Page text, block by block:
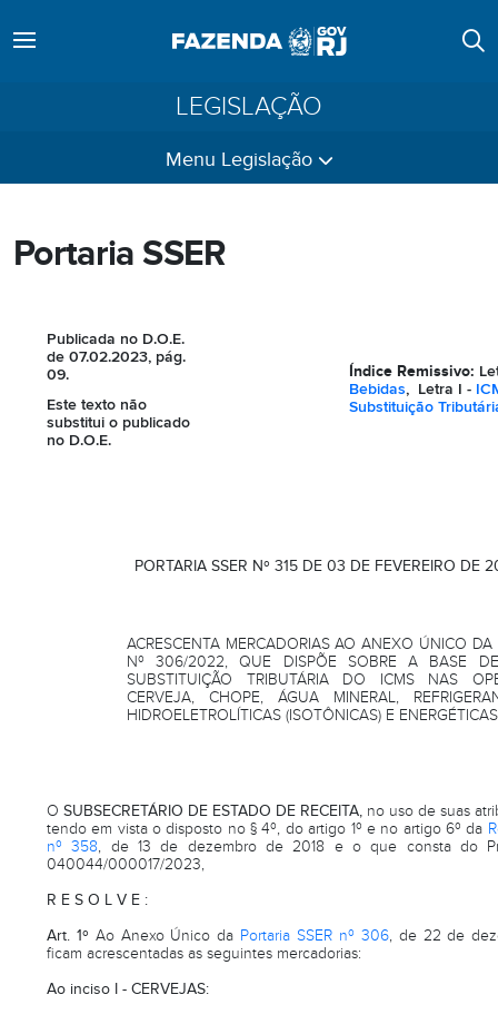
LEGISLAÇÃO
Menu Legislação
Portaria SSER
Publicada no D.O.E.
de 07.02.2023, pág.
09.
Este texto não
substitui o publicado
no D.O.E.
Índice Remissivo:
Bebidas, Letra I -
Substituição
PORTARIA SSER Nº 315 DE 03 DE FEVEREIRO DE
ACRESCENTA MERCADORIAS AO ANEXO ÚNICO DA
Nº 306/2022, QUE DISPÕE SOBRE A BASE
SUBSTITUIÇÃO TRIBUTÁRIA DO ICMS NAS
CERVEJA, CHOPE, ÁGUA MINERAL,
HIDROELETROLÍTICAS (ISOTÔNICAS) E ENERGÉTICAS
O SUBSECRETÁRIO DE ESTADO DE RECEITA, no uso de suas
tendo em vista o disposto no § 4º, do artigo 1º e no artigo 6º da
nº 358, de 13 de dezembro de 2018 e o que consta do
040044/000017/2023,
R E S O L V E :
Art. 1º Ao Anexo Único da Portaria SSER nº 306, de 22 de
ficam acrescentadas as seguintes mercadorias:
Ao inciso I - CERVEJAS: